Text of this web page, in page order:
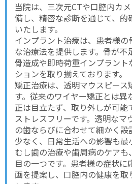
当院は、三次元CTや口腔内カ
備し、精密な診断を通じて、
いたします。
インプラント治療は、患者様
な治療法を提供します。骨が不
骨造成や即時荷重インプラン
ションを取り揃えております。
矯正治療は、透明マウスピース
す。従来のワイヤー矯正とは異
正は目立たず、取り外しが可能
ストレスフリーです。透明なマ
の歯ならびに合わせて細かく設
少なく、日常生活への影響も最
むし歯の治療や歯周病のケア
目の一つです。患者様の症状に
画を提案し、口腔内の健康を